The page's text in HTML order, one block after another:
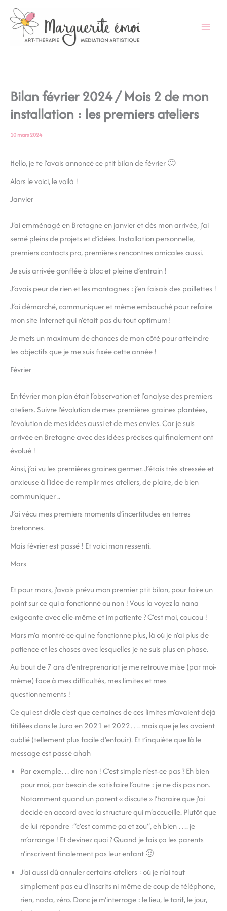
contenu
Bilan février 2024 / Mois 2 de mon
installation : les premiers ateliers
10 mars 2024
Hello, je te l’avais annoncé ce ptit bilan de février 🙂
Alors le voici, le voilà !
Janvier
J’ai emménagé en Bretagne en janvier et dès mon arrivée, j’ai
semé pleins de projets et d’idées. Installation personnelle,
premiers contacts pro, premières rencontres amicales aussi.
Je suis arrivée gonflée à bloc et pleine d’entrain !
J’avais peur de rien et les montagnes : j’en faisais des paillettes !
J’ai démarché, communiquer et même embauché pour refaire
mon site Internet qui n’était pas du tout optimum!
Je mets un maximum de chances de mon côté pour atteindre
les objectifs que je me suis fixée cette année !
Février
En février mon plan était l‘observation et l’analyse des premiers
ateliers. Suivre l‘évolution de mes premières graines plantées,
l‘évolution de mes idées aussi et de mes envies. Car je suis
arrivée en Bretagne avec des idées précises qui finalement ont
évolué !
Ainsi, j‘ai vu les premières graines germer. J‘étais très stressée et
anxieuse à l‘idée de remplir mes ateliers, de plaire, de bien
communiquer ..
J‘ai vécu mes premiers moments d‘incertitudes en terres
bretonnes.
Mais février est passé ! Et voici mon ressenti.
Mars
Et pour mars, j‘avais prévu mon premier ptit bilan, pour faire un
point sur ce qui a fonctionné ou non ! Vous la voyez la nana
exigeante avec elle-même et impatiente ? C‘est moi, coucou !
Mars m‘a montré ce qui ne fonctionne plus, là où je n‘ai plus de
patience et les choses avec lesquelles je ne suis plus en phase.
Au bout de 7 ans d’entreprenariat je me retrouve mise (par moi-
même) face à mes difficultés, mes limites et mes
questionnements !
Ce qui est drôle c’est que certaines de ces limites m’avaient déjà
titillées dans le Jura en 2021 et 2022…. mais que je les avaient
oublié (tellement plus facile d’enfouir). Et t’inquiète que là le
message est passé ahah
Par exemple… dire non ! C‘est simple n‘est-ce pas ? Eh bien
pour moi, par besoin de satisfaire l‘autre : je ne dis pas non.
Notamment quand un parent « discute » l‘horaire que j‘ai
décidé en accord avec la structure qui m‘accueille. Plutôt que
de lui répondre :“c‘est comme ça et zou“, eh bien …. je
m‘arrange ! Et devinez quoi ? Quand je fais ça les parents
n‘inscrivent finalement pas leur enfant 🙂
J’ai aussi dû annuler certains ateliers : où je n‘ai tout
simplement pas eu d‘inscrits ni même de coup de téléphone,
rien, nada, zéro. Donc je m‘interroge : le lieu, le tarif, le jour,